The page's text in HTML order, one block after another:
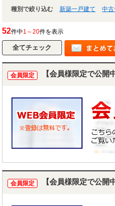
種別で絞り込む 新築一戸建て 中
52件中1～20件を表示
会員限定 【会員様限定で公開
会員限定 【会員様限定で公開